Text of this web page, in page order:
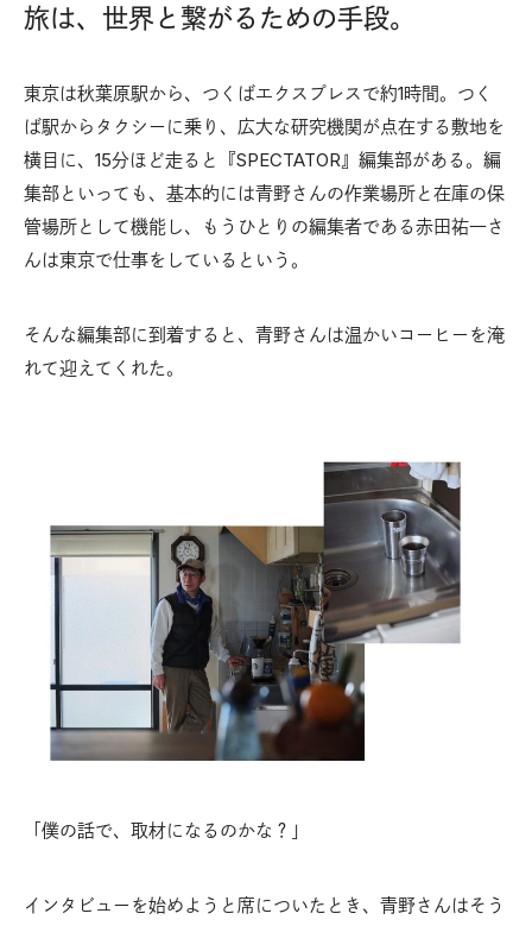
旅は、世界と繋がるための手段。
東京は秋葉原駅から、つくばエクスプレスで約1時間。つく
ば駅からタクシーに乗り、広大な研究機関が点在する敷地を
横目に、15分ほど走ると『SPECTATOR』編集部がある。編
集部といっても、基本的には青野さんの作業場所と在庫の保
管場所として機能し、もうひとりの編集者である赤田祐一さ
んは東京で仕事をしているという。
そんな編集部に到着すると、青野さんは温かいコーヒーを淹
れて迎えてくれた。
「僕の話で、取材になるのかな？」
インタビューを始めようと席についたとき、青野さんはそう